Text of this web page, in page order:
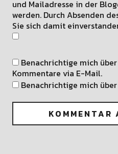
und Mailadresse in der
werden. Durch Absenden
Sie sich damit
Benachrichtige mich
Kommentare via E-Mail.
Benachrichtige mich